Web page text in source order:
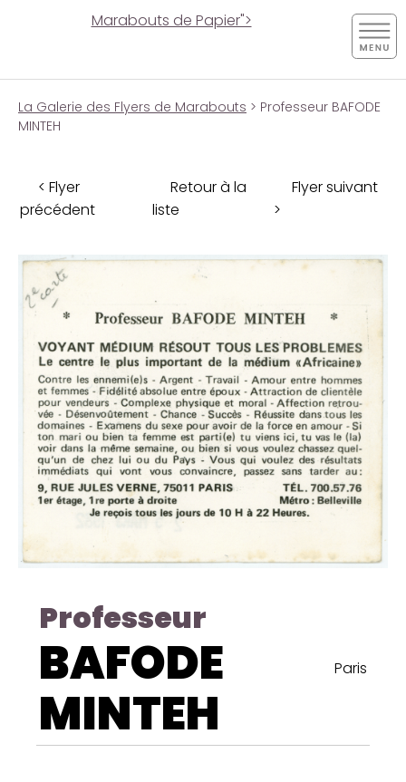
Marabouts de Papier">
La Galerie des Flyers de Marabouts > Professeur BAFODE
MINTEH
< Flyer
précédent
Retour à la
liste
Flyer suivant
>
Professeur
BAFODE
MINTEH
Paris